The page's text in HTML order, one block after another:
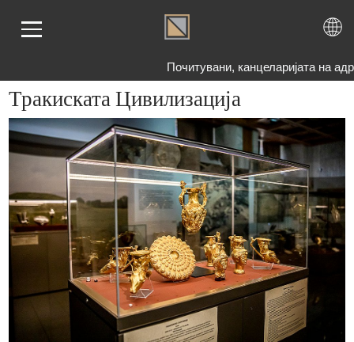
Почитувани, канцеларијата на
Тракиската Цивилизација